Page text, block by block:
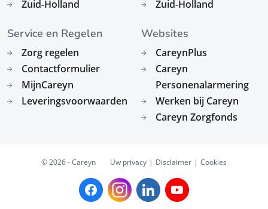
Zuid-Holland
Zuid-Holland
Service en Regelen
Zorg regelen
Contactformulier
MijnCareyn
Leveringsvoorwaarden
Websites
CareynPlus
Careyn
Personenalarmering
Werken bij Careyn
Careyn Zorgfonds
© 2026 - Careyn Uw privacy Disclaimer Cookies